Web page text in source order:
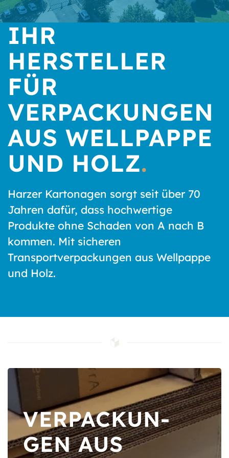
IHR
HERSTELLER
FÜR
VERPACKUN­GEN
AUS WELLPAPPE
UND HOLZ.
Harzer Kartonagen sorgt seit über 70
Jahren dafür, dass hochwertige
Produkte ohne Schaden von A nach B
kommen. Mit sicheren
Transportverpackungen aus Wellpappe
und Holz.
VERPACKUN­
GEN AUS